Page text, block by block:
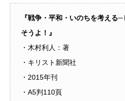
『戦争・平和・いのちを考える
そうよ！』
・木村利人：著
・キリスト新聞社
・2015年刊
・A5判110頁